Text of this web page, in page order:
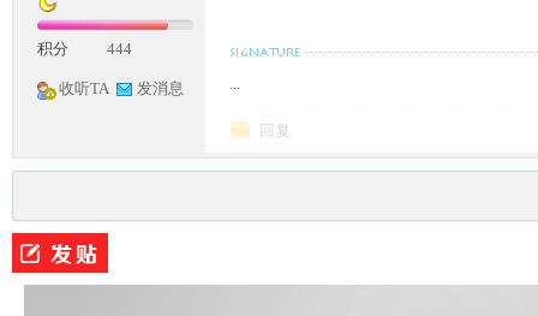
M
积分 444
收听TA 发消息 ...
回复